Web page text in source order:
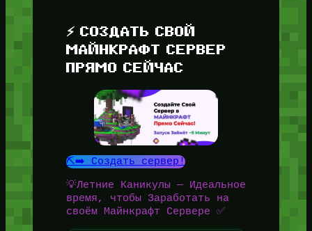
⚡ СОЗДАТЬ СВОЙ
МАЙНКРАФТ СЕРВЕР
ПРЯМО СЕЙЧАС
⛏️➡️ Создать сервер!
💡Летние Каникулы — Идеальное
время, чтобы Заработать на
своём Майнкрафт Сервере ✅